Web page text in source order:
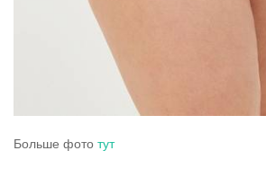
Больше фото тут